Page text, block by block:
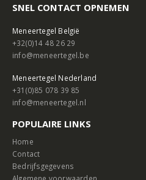
SNEL CONTACT OPNEMEN
Meneertegel België
+32(0)14 48 26 29
info@meneertegel.be
Meneertegel Nederland
+31(0)85 078 39 85
info@meneertegel.nl
POPULAIRE LINKS
Home
Contact
Bedrijfsgegevens
Algemene voorwaarden